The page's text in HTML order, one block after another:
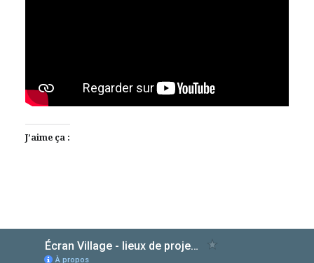
J’aime ça :
AlloCiné